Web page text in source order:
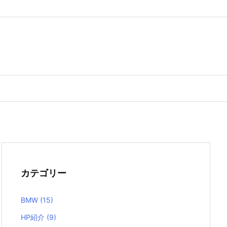
カテゴリー
BMW (15)
HP紹介 (9)